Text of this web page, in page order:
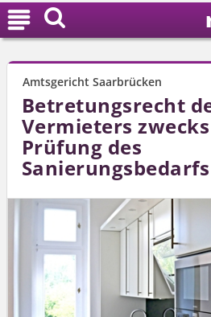

Amtsgericht Saarbrücken
Betretungsrecht
Vermieters zwecks
Prüfung des
Sanierungsbedarfs